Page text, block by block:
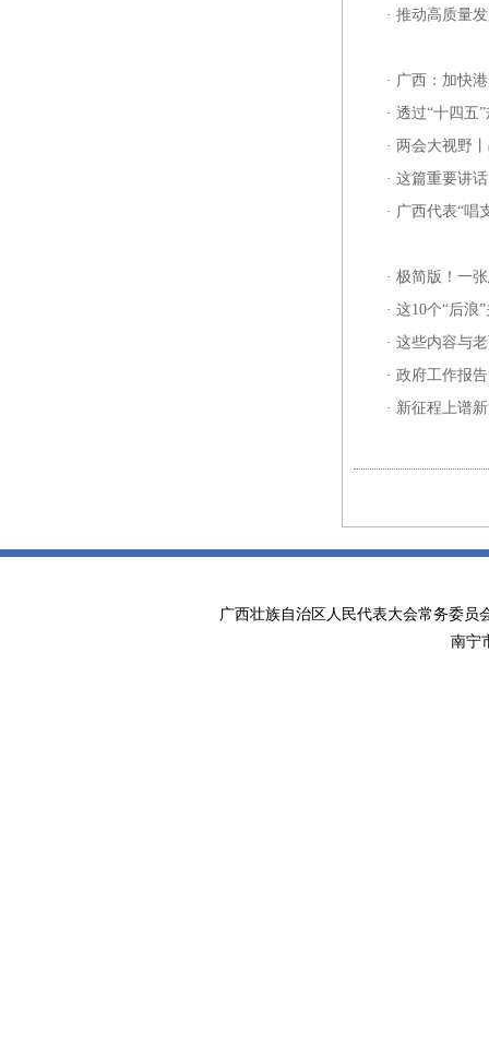
· 推动高质量
· 广西：加快
· 透过“十四五
· 两会大视野
· 这篇重要讲
· 广西代表“唱
· 极简版！一
· 这10个“后浪
· 这些内容与
· 政府工作报
· 新征程上谱
广西壮族自治区人民代表大会常务委
南宁